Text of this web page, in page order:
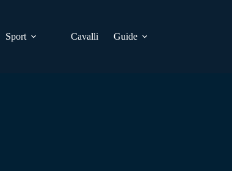
Sport Cavalli Guide